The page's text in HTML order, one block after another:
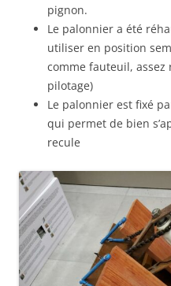
pignon.
Le palonnier a été
utiliser en position
comme fauteuil,
pilotage)
Le palonnier est fixé
qui permet de bien
recule